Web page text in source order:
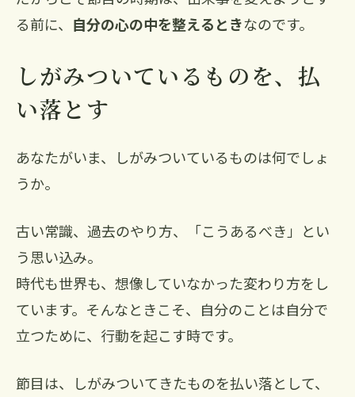
る前に、 自分の心の中を整えるときなのです。
しがみついているものを、払
い落とす
あなたがいま、しがみついているものは何でしょ
うか。
古い常識、過去のやり方、「こうあるべき」とい
う思い込み。
時代も世界も、想像していなかった変わり方をし
ています。そんなときこそ、自分のことは自分で
立つために、行動を起こす時です。
節目は、しがみついてきたものを払い落として、